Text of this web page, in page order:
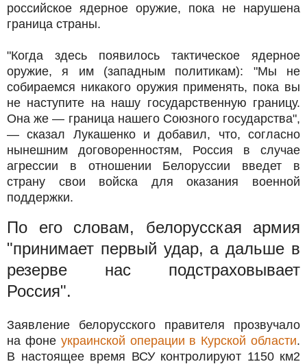
российское ядерное оружие, пока не нарушена
граница страны.
"Когда здесь появилось тактическое ядерное
оружие, я им (западным политикам): "Мы не
собираемся никакого оружия применять, пока вы
не наступите на нашу государственную границу.
Она же — граница нашего Союзного государства",
— сказал Лукашенко и добавил, что, согласно
нынешним договоренностям, Россия в случае
агрессии в отношении Белоруссии введет в
страну свои войска для оказания военной
поддержки.
По его словам, белорусская армия
"принимает первый удар, а дальше в
резерве нас подстраховывает
Россия".
Заявление белорусского правителя прозвучало
на фоне украинской операции в Курской области.
В настоящее время ВСУ контролируют 1150 км2